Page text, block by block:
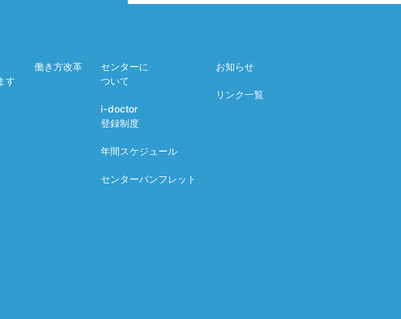
す
働き方改革
センターに
ついて
i-doctor
登録制度
年間スケジュール
センターパンフレット
お知らせ
リンク一覧